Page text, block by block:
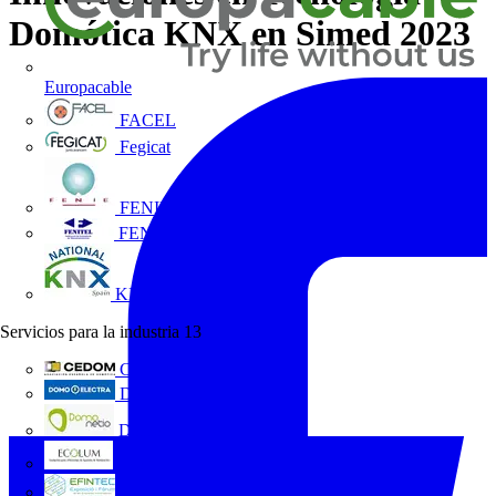
Europacable
FACEL
Fegicat
FENIE
FENITEL
KNX España
Servicios para la industria 13
CEDOM
Domo Electra
Domonetio
Domótica KNX en Simed 2023